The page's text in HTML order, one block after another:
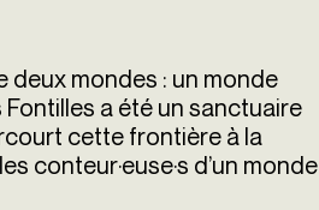
deux mondes : un monde
a été un sanctuaire
cette frontière à la
conteur·euse·s d’un monde